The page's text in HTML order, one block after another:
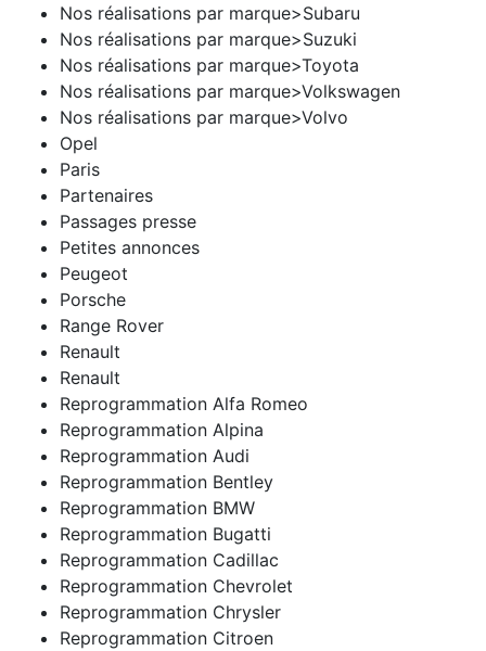
Nos réalisations par marque>Subaru
Nos réalisations par marque>Suzuki
Nos réalisations par marque>Toyota
Nos réalisations par marque>Volkswagen
Nos réalisations par marque>Volvo
Opel
Paris
Partenaires
Passages presse
Petites annonces
Peugeot
Porsche
Range Rover
Renault
Renault
Reprogrammation Alfa Romeo
Reprogrammation Alpina
Reprogrammation Audi
Reprogrammation Bentley
Reprogrammation BMW
Reprogrammation Bugatti
Reprogrammation Cadillac
Reprogrammation Chevrolet
Reprogrammation Chrysler
Reprogrammation Citroen